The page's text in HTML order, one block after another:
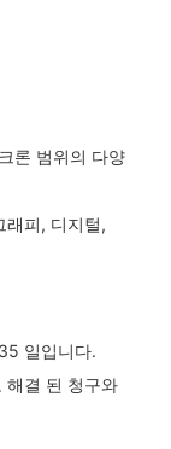
론 범위의 다양
래피, 디지털,
일입니다.
해결 된 청구와